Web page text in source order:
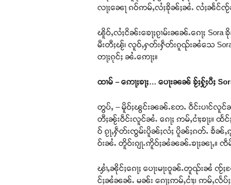
လႃႈၼေႃ ၵဝ်ဢမ်ႇလႆႈၶိုၼ်ႈၼႆႉ လႆႈၼႅင်
ၽိူဝ်ႇလႆႈငိၼ်းၶေႃႈၵႂၢမ်းၼၼ်ႉၵေႃႈ
မီးတီႈၽႂ်၊ လူဝ်ႇႁတ်းႁဵတ်းၵူၺ်းၼႆသေ Sora
တႃႈၵုင်ႈ ၼႆႉဢေႃႈ။
ထၢမ် – ဢေႃႈၶႃႈ… ပေႃးၼၼ် ၶႂ်ႈႁႂ်ႈပီ
တွပ်ႇ – မိူဝ်ႈၽွင်းၼၼ်ႉတႄႉ ဝဵင်းပၢင်လူင်
တီႈၼႂ်းဝဵင်းလူင်ၼႆႉ ၵေႃႈ ဢမ်ႇငၢႆႈၶႃႈ။ ထႅ
ဝ် ၵႂႃႇႁဵတ်းၸွမ်းပိူၼ်ႈလႆႈ ပိူၼ်ႈၵတ်ႉ ၶႅၼ်ႇၵ
ဝ်းၼႆႉ တိူဝ်းၵျႃႉဢိူဝ်ႈၼႆၼၼ်ႉၶႃႈၼႃႇ။
ၾၢႆႇၼိုင်ႈၵေႃႈ ပေႃးမႃးဝူၼ်ႉတူၺ်းၼႆ ၸႂ်
င်ႈၼႆၼၼ်ႉ မၼ်း ၵေႃႈဢမ်ႇငၢႆႈ၊ ဢမ်ႇလႅပ်